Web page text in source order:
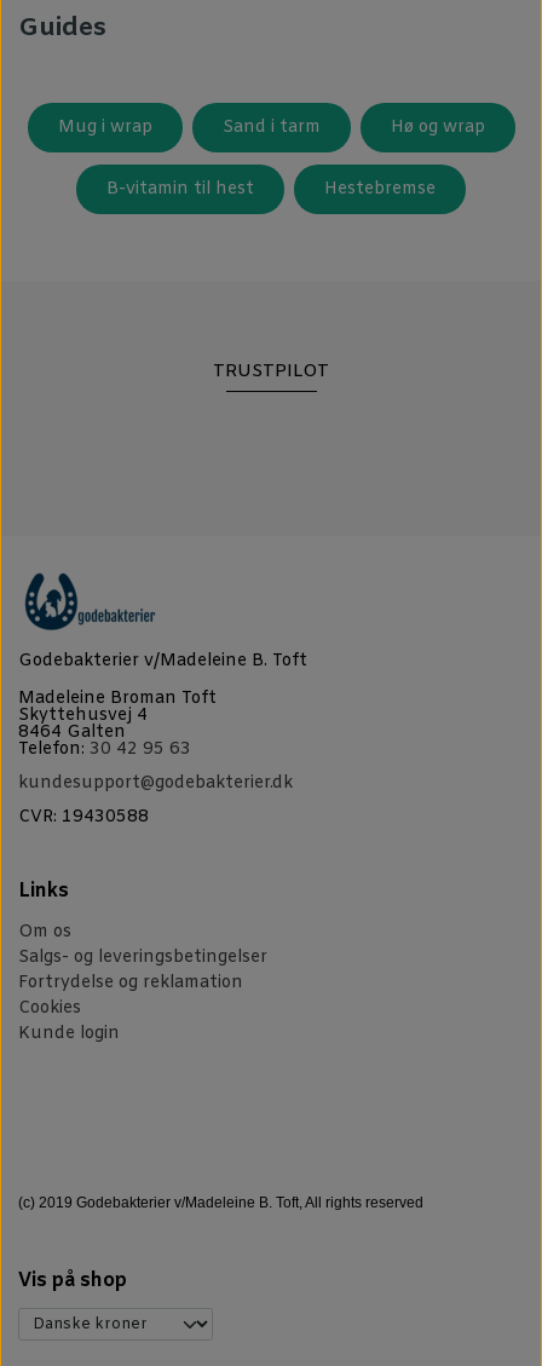
Guides
Mug i wrap Sand i tarm Hø og wrap
B-vitamin til hest Hestebremse
TRUSTPILOT
Godebakterier v/Madeleine B. Toft
Madeleine Broman Toft
Skyttehusvej 4
8464 Galten
Telefon: 30 42 95 63
kundesupport@godebakterier.dk
CVR: 19430588
Links
Om os
Salgs- og leveringsbetingelser
Fortrydelse og reklamation
Cookies
Kunde login
(c) 2019 Godebakterier v/Madeleine B. Toft, All rights reserved
Vis på shop